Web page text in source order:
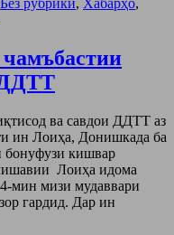
ва савдои ДДТТ аз
ин Лоиҳа, Донишкада ба
бонуфузи кишвар
Лоиҳа идома
мин мизи мудаввари
гардид. Дар ин